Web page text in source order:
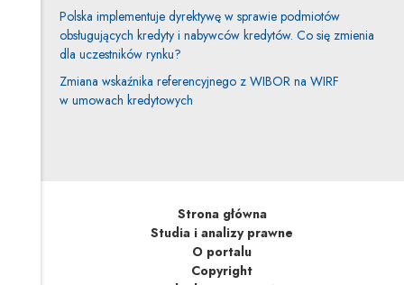
Polska implementuje dyrektywę w sprawie podmiotów
obsługujących kredyty i nabywców kredytów. Co się zmienia
dla uczestników rynku?
Zmiana wskaźnika referencyjnego z WIBOR na WIRF
w umowach kredytowych
Strona główna
Studia i analizy prawne
O portalu
Copyright